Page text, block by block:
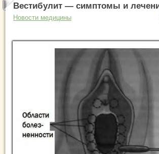
Вестибулит — симптомы и
Новости медицины